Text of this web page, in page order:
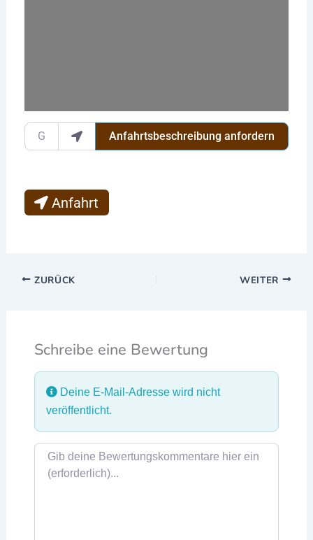
Gib deinen Standort ein.Anfahrtsbeschreibung anfordern
Anfahrt
ZURÜCK WEITER
Schreibe eine Bewertung
Deine E-Mail-Adresse wird nicht
veröffentlicht.
Rezensionstext